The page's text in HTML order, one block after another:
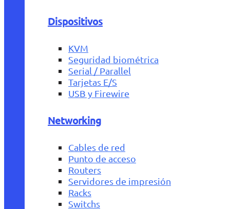
Dispositivos
KVM
Seguridad biométrica
Serial / Parallel
Tarjetas E/S
USB y Firewire
Networking
Cables de red
Punto de acceso
Routers
Servidores de impresión
Racks
Switchs